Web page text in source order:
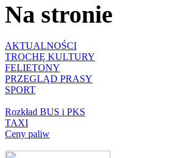
Na stronie
AKTUALNOŚCI
TROCHĘ KULTURY
FELIETONY
PRZEGLĄD PRASY
SPORT
Rozkład BUS i PKS
TAXI
Ceny paliw